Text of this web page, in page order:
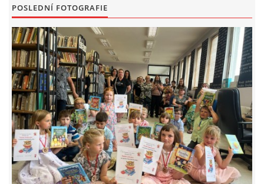
PROJEKT FLYNN "KNIHOVNA" CARSEN
E-KNIHY DO KAŽDÉ KNIHOVNY
GRANTY A DOTACE
MOBILNÍ APLIKACE
FREE WIFI
POSLEDNÍ FOTOGRAFIE